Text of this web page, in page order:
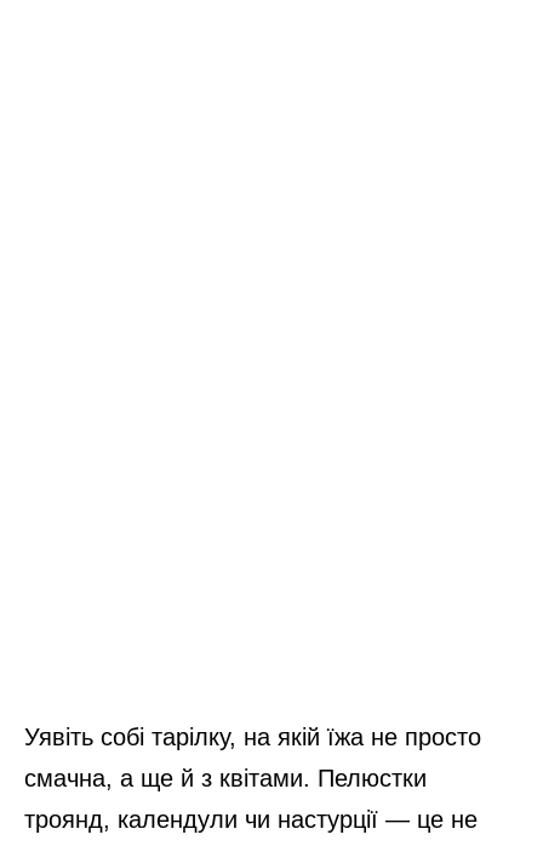
Уявіть собі тарілку, на якій їжа не просто
смачна, а ще й з квітами. Пелюстки
троянд, календули чи настурції — це не